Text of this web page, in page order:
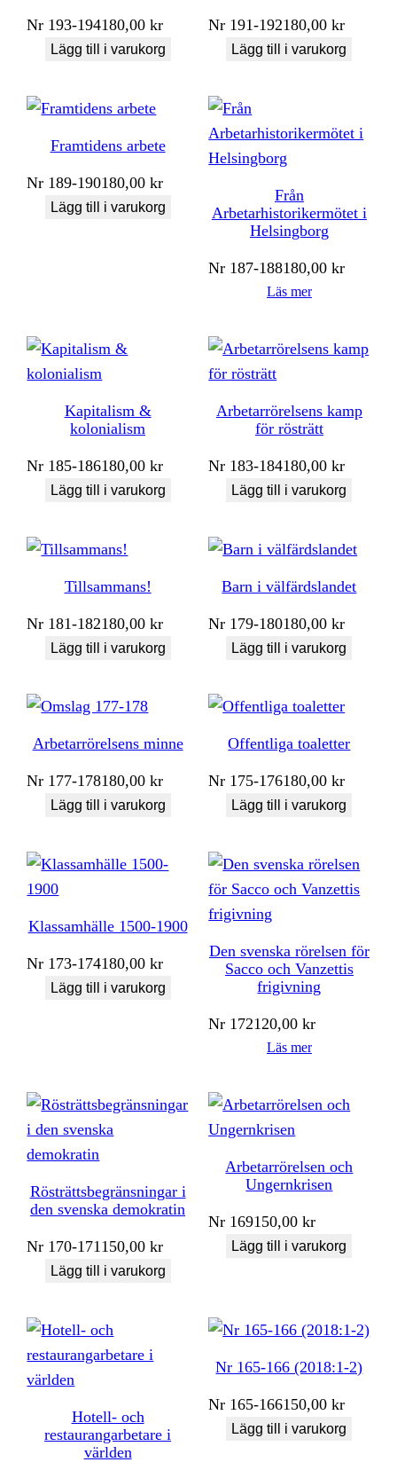
Nr 193-194180,00kr
Lägg till i varukorg
Nr 191-192180,00kr
Lägg till i varukorg
Framtidens arbete
Nr 189-190180,00kr
Lägg till i varukorg
Från
Arbetarhistorikermötet i
Helsingborg
Nr 187-188180,00kr
Läs mer
Kapitalism &
kolonialism
Nr 185-186180,00kr
Lägg till i varukorg
Arbetarrörelsens kamp
för rösträtt
Nr 183-184180,00kr
Lägg till i varukorg
Tillsammans!
Nr 181-182180,00kr
Lägg till i varukorg
Barn i välfärdslandet
Nr 179-180180,00kr
Lägg till i varukorg
Arbetarrörelsens minne
Nr 177-178180,00kr
Lägg till i varukorg
Offentliga toaletter
Nr 175-176180,00kr
Lägg till i varukorg
Klassamhälle 1500-1900
Nr 173-174180,00kr
Lägg till i varukorg
Den svenska rörelsen för
Sacco och Vanzettis
frigivning
Nr 172120,00kr
Läs mer
Rösträttsbegränsningar i
den svenska demokratin
Nr 170-171150,00kr
Lägg till i varukorg
Arbetarrörelsen och
Ungernkrisen
Nr 169150,00kr
Lägg till i varukorg
Hotell- och
restaurangarbetare i
världen
Nr 165-166 (2018:1-2)
Nr 165-166150,00kr
Lägg till i varukorg